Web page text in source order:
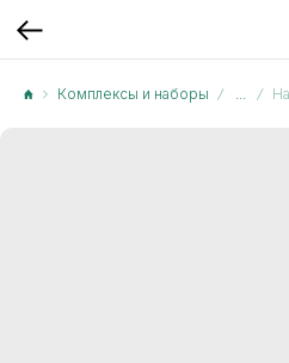
Комплексы и наборы ...